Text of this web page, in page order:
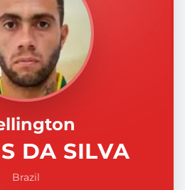
DA SILVA
Brazil